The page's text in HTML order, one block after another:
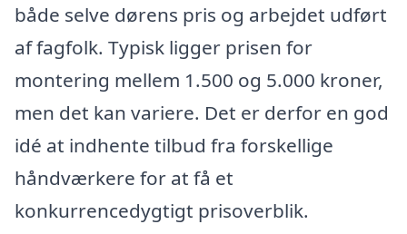
både selve dørens pris og arbejdet udført
af fagfolk. Typisk ligger prisen for
montering mellem 1.500 og 5.000 kroner,
men det kan variere. Det er derfor en god
idé at indhente tilbud fra forskellige
håndværkere for at få et
konkurrencedygtigt prisoverblik.